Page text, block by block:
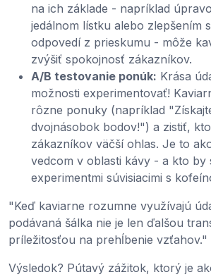
na ich základe - napríklad
jedálnom lístku alebo zlepšením
odpovedí z prieskumu - môže
zvýšiť spokojnosť zákazníkov.
A/B testovanie ponúk: Krása
možnosti experimentovať!
rôzne ponuky (napríklad
dvojnásobok bodov!") a zistiť,
zákazníkov väčší ohlas. Je to
vedcom v oblasti kávy - a kto by
experimentmi súvisiacimi s
"Keď kaviarne rozumne využívajú
podávaná šálka nie je len ďalšou
príležitosťou na prehĺbenie vzťahov."
Výsledok? Pútavý zážitok, ktorý je